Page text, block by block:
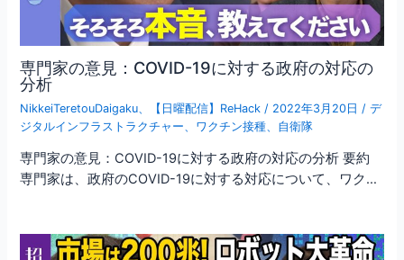
専門家の意見：COVID-19に対する政府の対応の
分析
NikkeiTeretouDaigaku 【日曜配信】ReHack / 2022年3月20日 /デ
ジタルインフラストラクチャー
ワクチン接種 自衛隊
専門家の意見：COVID-19に対する政府の対応の分析 要約
専門家は、政府のCOVID-19に対する対応について、ワク…